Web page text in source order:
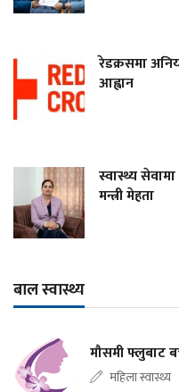
रेडक्रसमा
आह्वान
स्वास्थ्य
मन्त्री मेहता
बाल स्वास्थ्य
मौसमी फ्लुबाट
महिला स्वास्थ्य